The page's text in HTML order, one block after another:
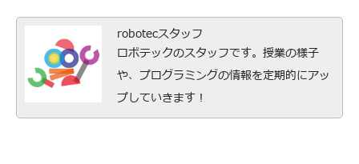
robotecスタッフ
ロボテックのスタッフです。授業の様子
や、プログラミングの情報を定期的にアッ
プしていきます！